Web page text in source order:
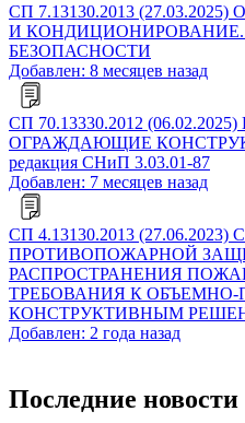
СП 7.13130.2013
И
БЕЗОПАСНОСТИ
Добавлен: 8 месяцев назад
СП 70.13330.2012
ОГРАЖДАЮЩИЕ
редакция СНиП 3.03.01-87
Добавлен: 7 месяцев назад
СП 4.13130.2013
ПРОТИВОПОЖАРНОЙ
РАСПРОСТРАНЕНИЯ
ТРЕБОВАНИЯ К
КОНСТРУКТИВНЫМ
Добавлен: 2 года назад
Последние новости